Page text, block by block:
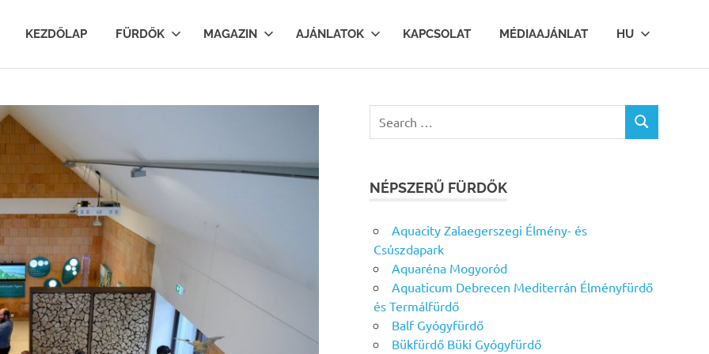
KEZDŐLAP FÜRDŐK MAGAZIN AJÁNLATOK KAPCSOLAT MÉDIAAJÁNLAT HU
for:
SEARCH
NÉPSZERŰ FÜRDŐK
Aquacity Zalaegerszegi Élmény- és
Csúszdapark
Aquaréna Mogyoród
Aquaticum Debrecen Mediterrán Élményfürdő
és Termálfürdő
Balf Gyógyfürdő
Bükfürdő Büki Gyógyfürdő